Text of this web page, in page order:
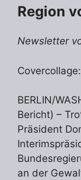
Region
Newsletter
BERLIN/
Bericht) –
Präsident
an der